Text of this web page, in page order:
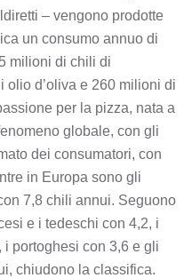
– vengono prodotte
un consumo annuo di
milioni di chili di
d’oliva e 260 milioni di
per la pizza, nata a
globale, con gli
dei consumatori, con
in Europa sono gli
7,8 chili annui. Seguono
e i tedeschi con 4,2, i
portoghesi con 3,6 e gli
chiudono la classifica.